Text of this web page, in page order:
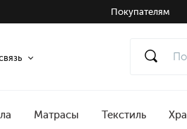
Покупателям
Матрасы Текстиль